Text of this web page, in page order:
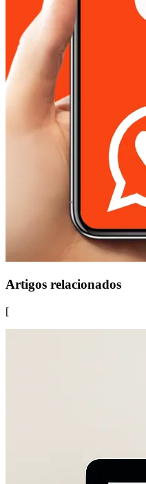
Artigos relacionados
[